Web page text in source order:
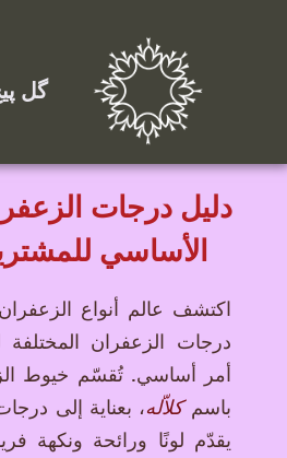
گل
دليل درجات
الأساسي
اكتشف عالم أنواع
درجات الزعفران المختلفة
أمر أساسي. تُقسّم خيوط
باسمكلاّله، بعناية إلى
يقدّم لونًا ورائحة ونكهة